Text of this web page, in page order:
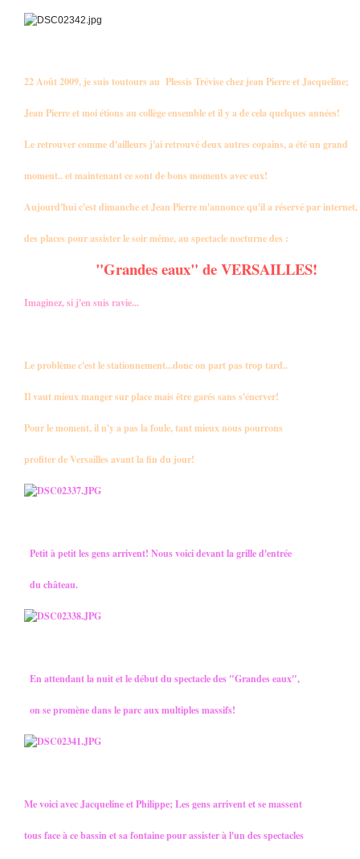
22 Août 2009, je suis toutours au Plessis Trévise chez jean Pierre et Jacqueline;
Jean Pierre et moi étions au collège ensemble et il y a de cela quelques années!
Le retrouver comme d'ailleurs j'ai retrouvé deux autres copains, a été un grand
moment.. et maintenant ce sont de bons moments avec eux!
Aujourd'hui c'est dimanche et Jean Pierre m'annonce qu'il a réservé par internet,
des places pour assister le soir même, au spectacle nocturne des :
"Grandes eaux" de VERSAILLES!
Imaginez, si j'en suis ravie...
Le problème c'est le stationnement...donc on part pas trop tard..
Il vaut mieux manger sur place mais être garés sans s'énerver!
Pour le moment, il n'y a pas la foule, tant mieux nous pourrons
profiter de Versailles avant la fin du jour!
Petit à petit les gens arrivent! Nous voici devant la grille d'entrée
du château.
En attendant la nuit et le début du spectacle des "Grandes eaux",
on se promène dans le parc aux multiples massifs!
Me voici avec Jacqueline et Philippe; Les gens arrivent et se massent
tous face à ce bassin et sa fontaine pour assister à l'un des spectacles